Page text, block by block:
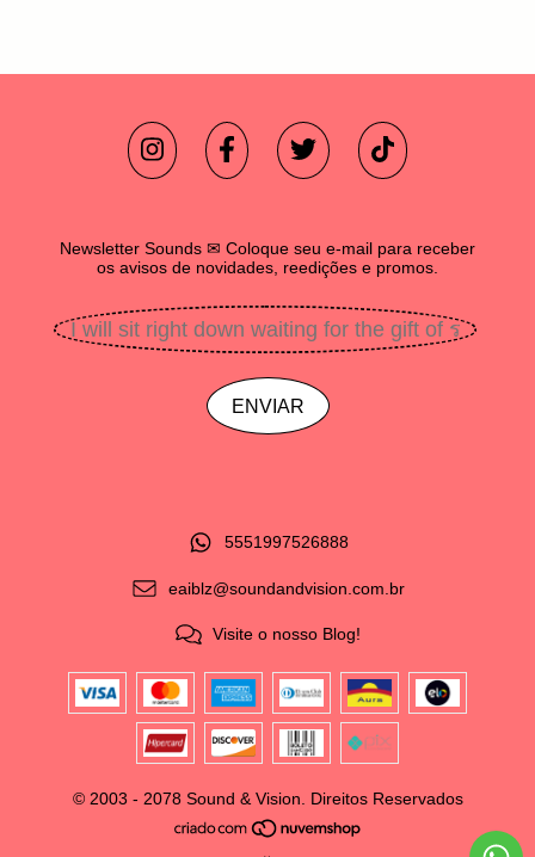
Newsletter Sounds ✉ Coloque seu e-mail para receber
os avisos de novidades, reedições e promos.
5551997526888
eaiblz@soundandvision.com.br
Visite o nosso Blog!
© 2003 - 2078 Sound & Vision. Direitos Reservados